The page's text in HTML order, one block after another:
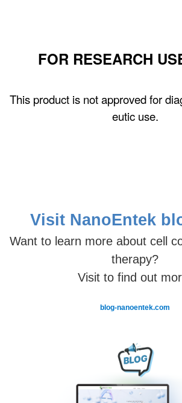
FOR RESEARCH
This product is not approved for
eutic use.
Visit NanoEntek
Want to learn more about cell
therapy?
Visit to find out
blog-nanoentek.com